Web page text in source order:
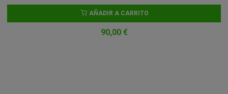
AÑADIR A CARRITO
90,00 €